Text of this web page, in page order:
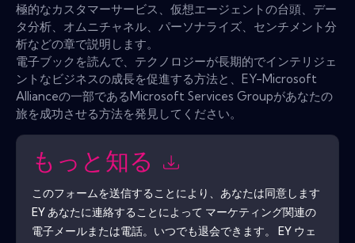
極的なカスタマーサービス、仮想エージェントの台頭、デー
タ分析、オムニチャネル、パーソナライズ、センチメント分
析などの章で説明します。
電子ブックを読んで、テクノロジーが長期的でインテリジェ
ントなビジネスの成長を促進する方法と、EY-Microsoft
Allianceの一部であるMicrosoft Services Groupがあなたの
旅を成功させる方法を発見してください。
もっと知る
このフォームを送信することにより、あなたは同意します
EYあなたに連絡することによって マーケティング関連の
電子メールまたは電話。いつでも退会できます。
EYウェ